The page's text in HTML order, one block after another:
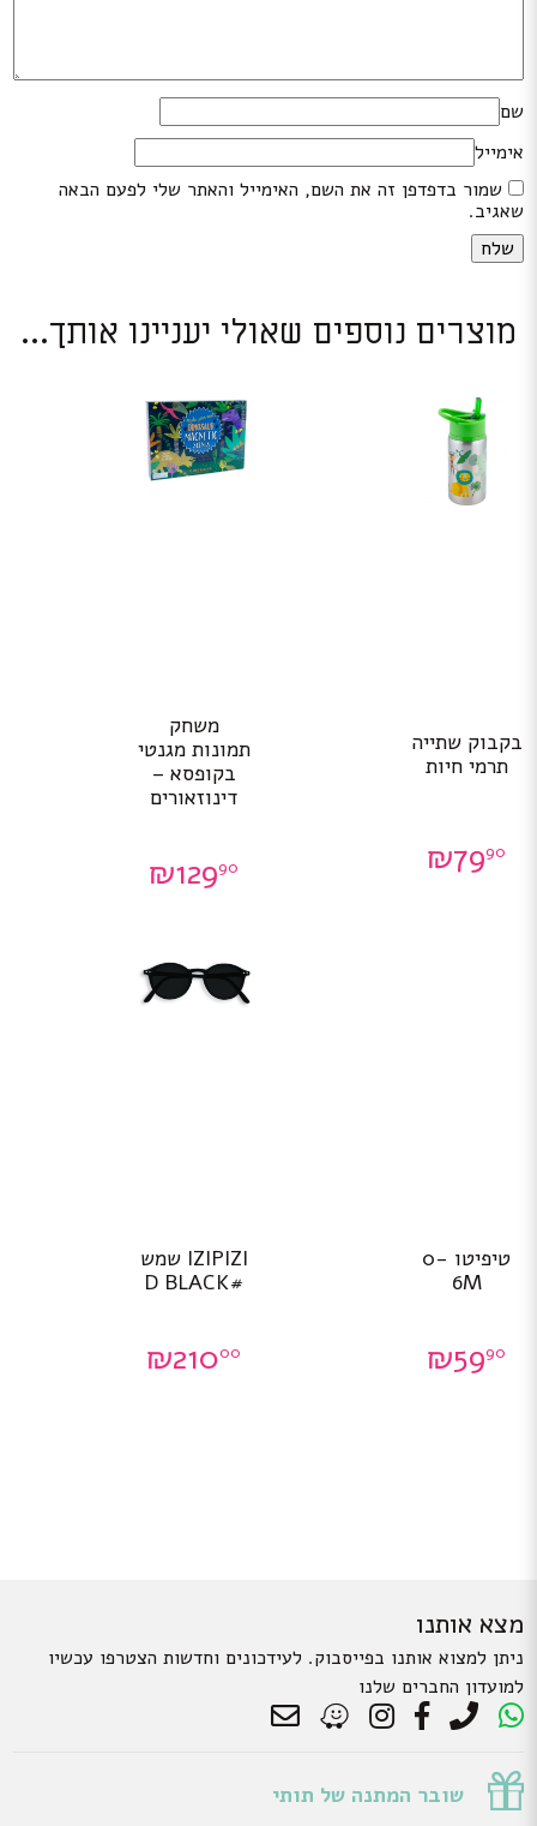
שם
אימייל
שמור בדפדפן זה את השם, האימייל והאתר שלי לפעם הבאה
שאגיב.
מוצרים נוספים שאולי יעניינו אותך...
בקבוק שתייה
תרמי חיות
₪7990
משחק
תמונות מגנטי
בקופסא –
דינוזאורים
₪12990
טיפיטו 0-
6M
₪5990
IZIPIZI שמש
#D BLACK
₪21000
מצא אותנו
ניתן למצוא אותנו בפייסבוק. לעידכונים וחדשות הצטרפו עכשיו
למועדון החברים שלנו
שובר המתנה של תותי